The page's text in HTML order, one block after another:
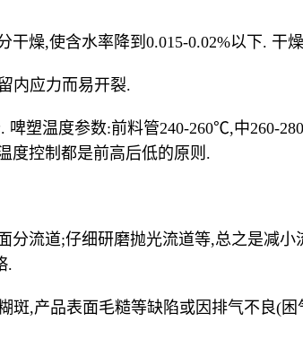
燥,使含水率降到0.015-0.02%以下. 干
内应力而易开裂.
啤塑温度参数:前料管240-260℃,中260-
度控制都是前高后低的原则.
流道;仔细研磨抛光流道等,总之是减
.
斑,产品表面毛糙等缺陷或因排气不良(困